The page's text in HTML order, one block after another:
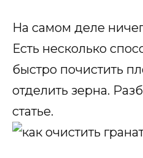
На самом деле
Есть несколько
быстро почистить
отделить зерна.
статье.